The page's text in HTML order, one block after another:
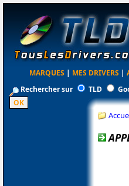
MARQUES | MES DRIVERS |
Rechercher sur
TLD